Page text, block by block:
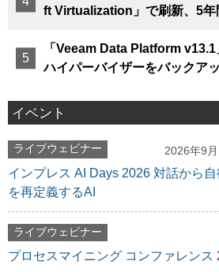
ft Virtualization」で刷新、5年
「Veeam Data Platform
ハイパーバイザーをバックア
イベント
ライブウェビナー 2026年9
インプレス AI Days 2026 対話から
を再定義するAI
ライブウェビナー
プロセスマイニング コンファレンス